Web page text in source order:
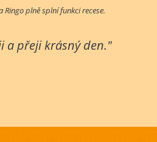
plně splní funkci recese.
a přeji krásný den."